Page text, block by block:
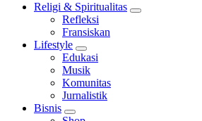
Religi & Spiritualitas
Refleksi
Fransiskan
Lifestyle
Edukasi
Musik
Komunitas
Jurnalistik
Bisnis